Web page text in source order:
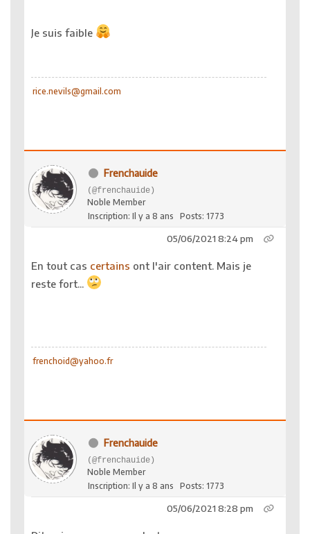
Je suis faible
rice.nevils@gmail.com
Frenchauide
(@frenchauide)
Noble Member
Inscription: Il y a 8 ans
Posts: 1773
05/06/2021 8:24 pm
En tout cas certains ont l'air content. Mais je
reste fort...
frenchoid@yahoo.fr
Frenchauide
(@frenchauide)
Noble Member
Inscription: Il y a 8 ans
Posts: 1773
05/06/2021 8:28 pm